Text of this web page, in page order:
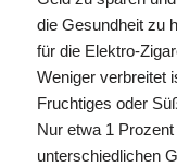
die Gesundheit zu
für die Elektro-
Weniger verbreitet
Fruchtiges oder
Nur etwa 1
unterschiedlichen